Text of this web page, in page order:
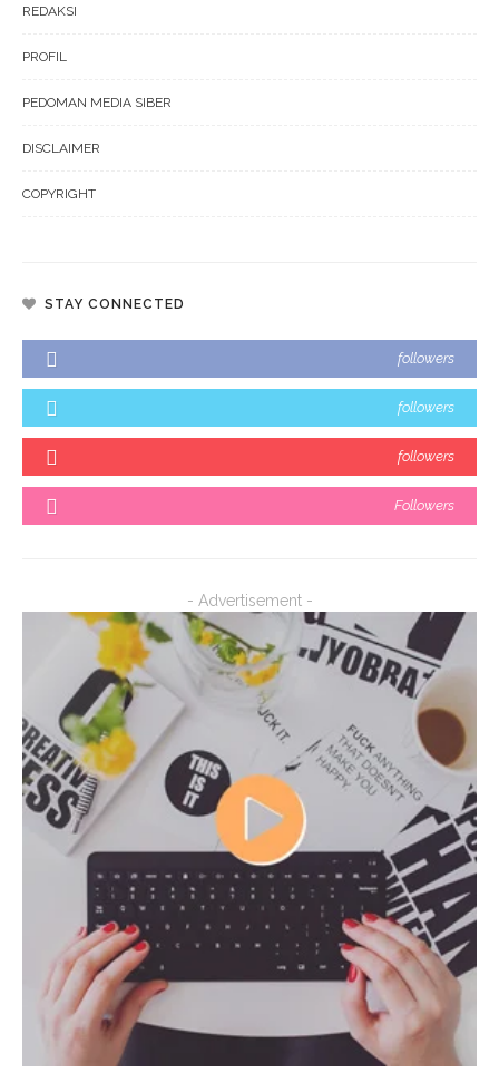
REDAKSI
PROFIL
PEDOMAN MEDIA SIBER
DISCLAIMER
COPYRIGHT
STAY CONNECTED
followers
followers
followers
Followers
- Advertisement -